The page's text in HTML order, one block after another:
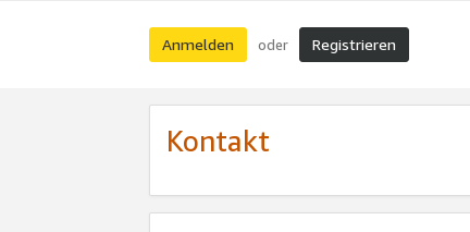
Anmelden oder Registrieren
Kontakt